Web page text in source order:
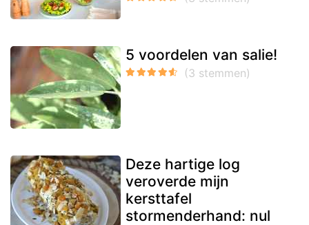
5 voordelen van salie!
Deze hartige log
veroverde mijn
kersttafel
stormenderhand: nul